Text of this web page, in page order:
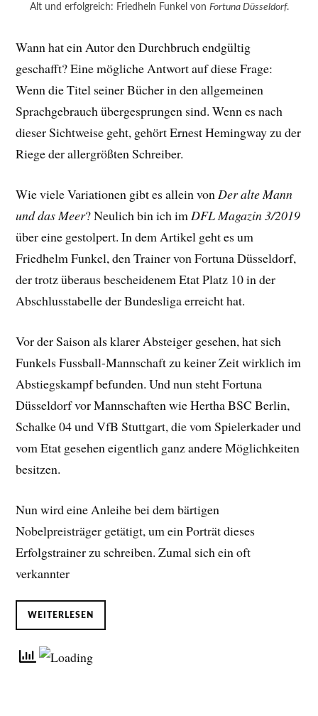
Alt und erfolgreich: Friedheln Funkel von Fortuna Düsseldorf.
Wann hat ein Autor den Durchbruch endgültig
geschafft? Eine mögliche Antwort auf diese Frage:
Wenn die Titel seiner Bücher in den allgemeinen
Sprachgebrauch übergesprungen sind. Wenn es nach
dieser Sichtweise geht, gehört Ernest Hemingway zu der
Riege der allergrößten Schreiber.
Wie viele Variationen gibt es allein vonDer alte Mann
und das Meer? Neulich bin ich imDFL Magazin 3/2019
über eine gestolpert. In dem Artikel geht es um
Friedhelm Funkel, den Trainer von Fortuna Düsseldorf,
der trotz überaus bescheidenem Etat Platz 10 in der
Abschlusstabelle der Bundesliga erreicht hat.
Vor der Saison als klarer Absteiger gesehen, hat sich
Funkels Fussball-Mannschaft zu keiner Zeit wirklich im
Abstiegskampf befunden. Und nun steht Fortuna
Düsseldorf vor Mannschaften wie Hertha BSC Berlin,
Schalke 04 und VfB Stuttgart, die vom Spielerkader und
vom Etat gesehen eigentlich ganz andere Möglichkeiten
besitzen.
Nun wird eine Anleihe bei dem bärtigen
Nobelpreisträger getätigt, um ein Porträt dieses
Erfolgstrainer zu schreiben. Zumal sich ein oft
verkannter
WEITERLESEN